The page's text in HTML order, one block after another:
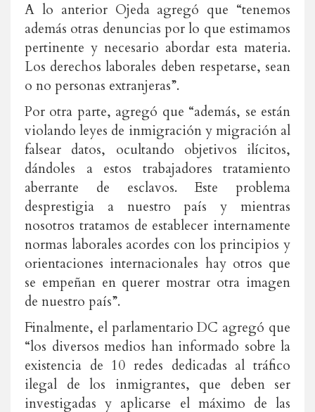
A lo anterior Ojeda agregó que “tenemos
además otras denuncias por lo que estimamos
pertinente y necesario abordar esta materia.
Los derechos laborales deben respetarse, sean
o no personas extranjeras”.
Por otra parte, agregó que “además, se están
violando leyes de inmigración y migración al
falsear datos, ocultando objetivos ilícitos,
dándoles a estos trabajadores tratamiento
aberrante de esclavos. Este problema
desprestigia a nuestro país y mientras
nosotros tratamos de establecer internamente
normas laborales acordes con los principios y
orientaciones internacionales hay otros que
se empeñan en querer mostrar otra imagen
de nuestro país”.
Finalmente, el parlamentario DC agregó que
“los diversos medios han informado sobre la
existencia de 10 redes dedicadas al tráfico
ilegal de los inmigrantes, que deben ser
investigadas y aplicarse el máximo de las